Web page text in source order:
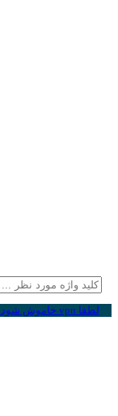
لطفا vpn خاموش شود و برای دریافت موجودی و قیمت به روز با ما ارتباط بگیرید